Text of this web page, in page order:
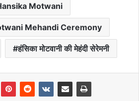
Motwani
Mehandi Ceremony
हंसिका मोटवानी की मेहंदी सेरेमनी